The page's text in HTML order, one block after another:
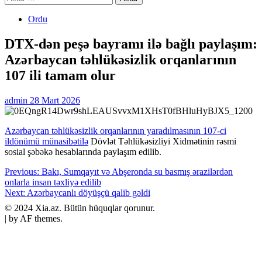
Ordu
DTX-dən peşə bayramı ilə bağlı paylaşım:
Azərbaycan təhlükəsizlik orqanlarının
107 ili tamam olur
admin 28 Mart 2026
Azərbaycan təhlükəsizlik orqanlarının yaradılmasının 107-ci
ildönümü münasibətilə Dövlət Təhlükəsizliyi Xidmətinin rəsmi
sosial şəbəkə hesablarında paylaşım edilib.
Post
navigation
Previous: Bakı, Sumqayıt və Abşeronda su basmış ərazilərdən
onlarla insan təxliyə edilib
Next: Azərbaycanlı döyüşçü qalib gəldi
​© 2024 Xia.az. Bütün hüquqlar qorunur.
| by AF themes.